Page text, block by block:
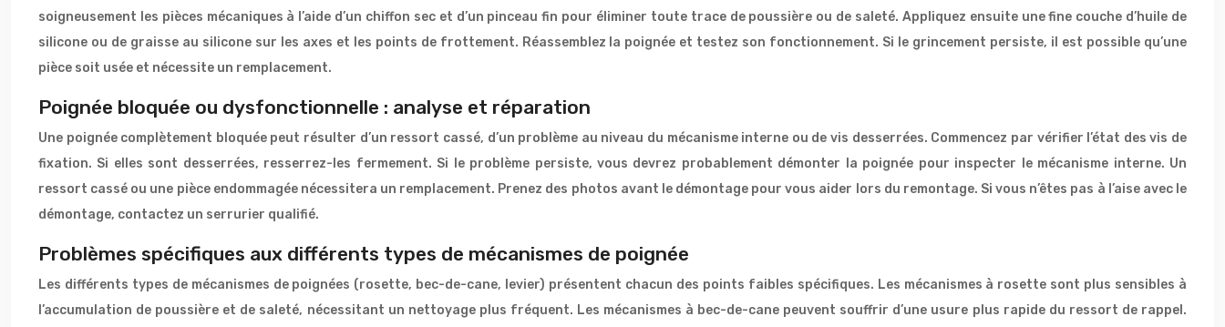
soigneusement les pièces mécaniques à l’aide d’un chiffon sec et d’un pinceau fin pour éliminer toute trace de poussière ou de saleté. Appliquez ensuite une fine couche d’huile de
silicone ou de graisse au silicone sur les axes et les points de frottement. Réassemblez la poignée et testez son fonctionnement. Si le grincement persiste, il est possible qu’une
pièce soit usée et nécessite un remplacement.
Poignée bloquée ou dysfonctionnelle : analyse et réparation
Une poignée complètement bloquée peut résulter d’un ressort cassé, d’un problème au niveau du mécanisme interne ou de vis desserrées. Commencez par vérifier l’état des vis de
fixation. Si elles sont desserrées, resserrez-les fermement. Si le problème persiste, vous devrez probablement démonter la poignée pour inspecter le mécanisme interne. Un
ressort cassé ou une pièce endommagée nécessitera un remplacement. Prenez des photos avant le démontage pour vous aider lors du remontage. Si vous n’êtes pas à l’aise avec le
démontage, contactez un serrurier qualifié.
Problèmes spécifiques aux différents types de mécanismes de poignée
Les différents types de mécanismes de poignées (rosette, bec-de-cane, levier) présentent chacun des points faibles spécifiques. Les mécanismes à rosette sont plus sensibles à
l’accumulation de poussière et de saleté, nécessitant un nettoyage plus fréquent. Les mécanismes à bec-de-cane peuvent souffrir d’une usure plus rapide du ressort de rappel.